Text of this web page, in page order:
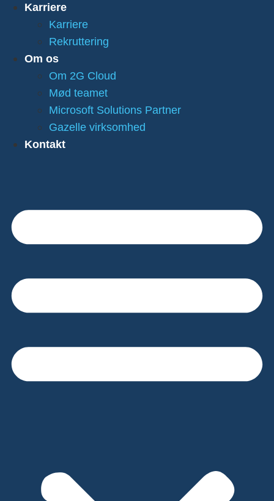
Karriere
Karriere
Rekruttering
Om os
Om 2G Cloud
Mød teamet
Microsoft Solutions Partner
Gazelle virksomhed
Kontakt